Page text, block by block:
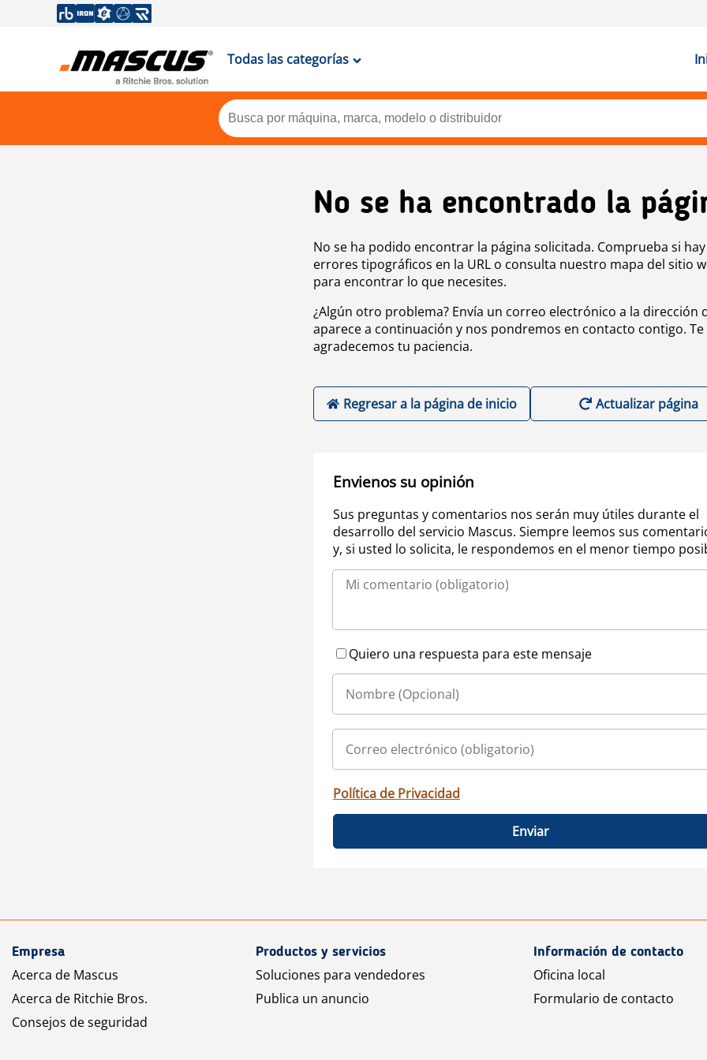
Todas las categorías
No se ha encontrado la
No se ha podido encontrar la página solicitada. Comprueba si hay
errores tipográficos en la URL o consulta nuestro mapa del sitio
para encontrar lo que necesites.
¿Algún otro problema? Envía un correo electrónico a la dirección
aparece a continuación y nos pondremos en contacto contigo. Te
agradecemos tu paciencia.
Regresar a la página de inicio Actualizar página
Envienos su opinión
Sus preguntas y comentarios nos serán muy útiles durante el
desarrollo del servicio Mascus. Siempre leemos sus
y, si usted lo solicita, le respondemos en el menor tiempo
Quiero una respuesta para este mensaje
Política de Privacidad
Enviar
Empresa
Acerca de Mascus
Acerca de Ritchie Bros.
Consejos de seguridad
Productos y servicios
Soluciones para vendedores
Publica un anuncio
Información de contacto
Oficina local
Formulario de contacto